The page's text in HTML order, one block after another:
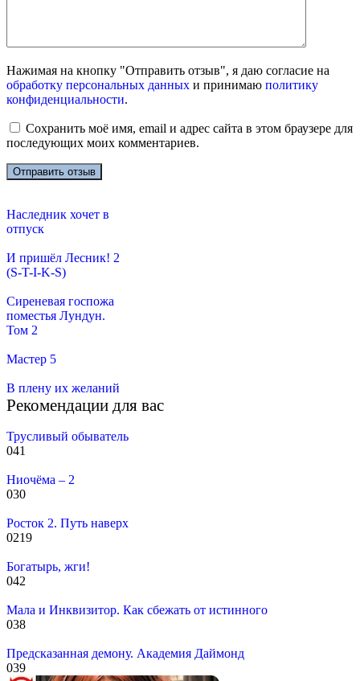
Нажимая на кнопку "Отправить отзыв", я даю согласие на
обработку персональных данных и принимаю политику
конфиденциальности.
Сохранить моё имя, email и адрес сайта в этом браузере для
последующих моих комментариев.
Наследник хочет в
отпуск
И пришёл Лесник! 2
(S-T-I-K-S)
Сиреневая госпожа
поместья Лундун.
Том 2
Мастер 5
В плену их желаний
Рекомендации для вас
Трусливый обыватель
041
Ниочёма – 2
030
Росток 2. Путь наверх
0219
Богатырь, жги!
042
Мала и Инквизитор. Как сбежать от истинного
038
Предсказанная демону. Академия Даймонд
039